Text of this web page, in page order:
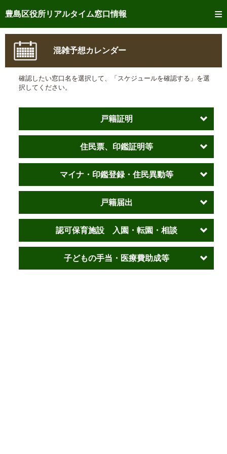
豊島区役所リアルタイム窓口情報
トップページへ
ご利用方法
事前予約
予約状況確認
交付状況確認
混雑予想カレンダー
混雑予想カレンダー
確認したい窓口名を選択して、「スケジュールを確認する」を選
択してください。
戸籍証明
住民票、印鑑証明等
マイナ・印鑑登録・住民異動等
戸籍届出
認可保育施設 入園・転園・相談
子どもの手当・医療費助成等